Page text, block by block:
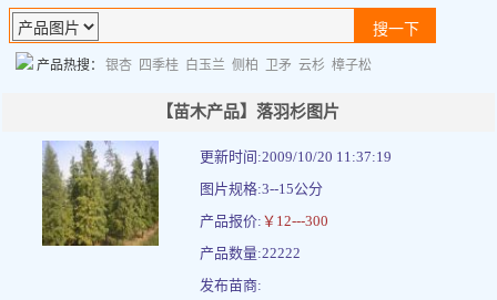
产品热搜： 银杏 四季桂 白玉兰 侧柏 卫矛 云杉 樟子松
【苗木产品】落羽杉图片
更新时间:2009/10/20 11:37:19
图片规格:3--15公分
产品报价: ￥12---300
产品数量:22222
发布苗商: